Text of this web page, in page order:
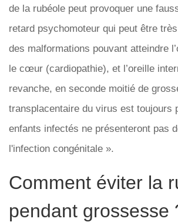
de la rubéole peut provoquer une
retard psychomoteur qui peut être
des malformations pouvant atteindre
le cœur (cardiopathie), et l’oreille
revanche, en seconde moitié de
transplacentaire du virus est toujours
enfants infectés ne présenteront pas
l'infection congénitale ».
Comment éviter la
pendant grossesse